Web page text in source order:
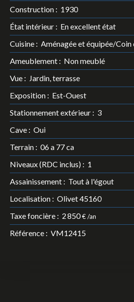
Construction : 1930
État intérieur : En excellent état
Cuisine : Aménagée et équipée/Coin
Ameublement : Non meublé
Vue : Jardin, terrasse
Exposition : Est-Ouest
Stationnement extérieur : 3
Cave : Oui
Terrain : 06 a 77 ca
Niveaux (RDC inclus) : 1
Assainissement : Tout à l'égout
Localisation : Olivet 45160
Taxe foncière : 2 850€ /an
Référence : VM12415